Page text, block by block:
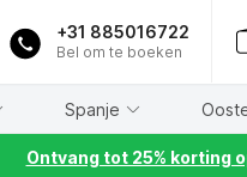
+31 885016722
Bel om te boeken
Spanje
Ontvang tot 25% korting